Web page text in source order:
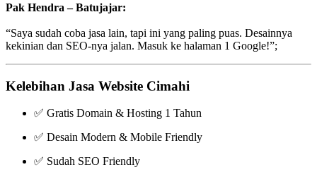
Pak Hendra – Batujajar:
“Saya sudah coba jasa lain, tapi ini yang paling puas. Desainnya
kekinian dan SEO-nya jalan. Masuk ke halaman 1 Google!”;
Kelebihan Jasa Website Cimahi
✅ Gratis Domain & Hosting 1 Tahun
✅ Desain Modern & Mobile Friendly
✅ Sudah SEO Friendly